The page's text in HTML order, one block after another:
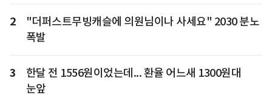
2
"더퍼스트무빙캐슬에 의원님이나 사세요" 2030 분노
폭발
3
한달 전 1556원이었는데... 환율 어느새 1300원대
눈앞